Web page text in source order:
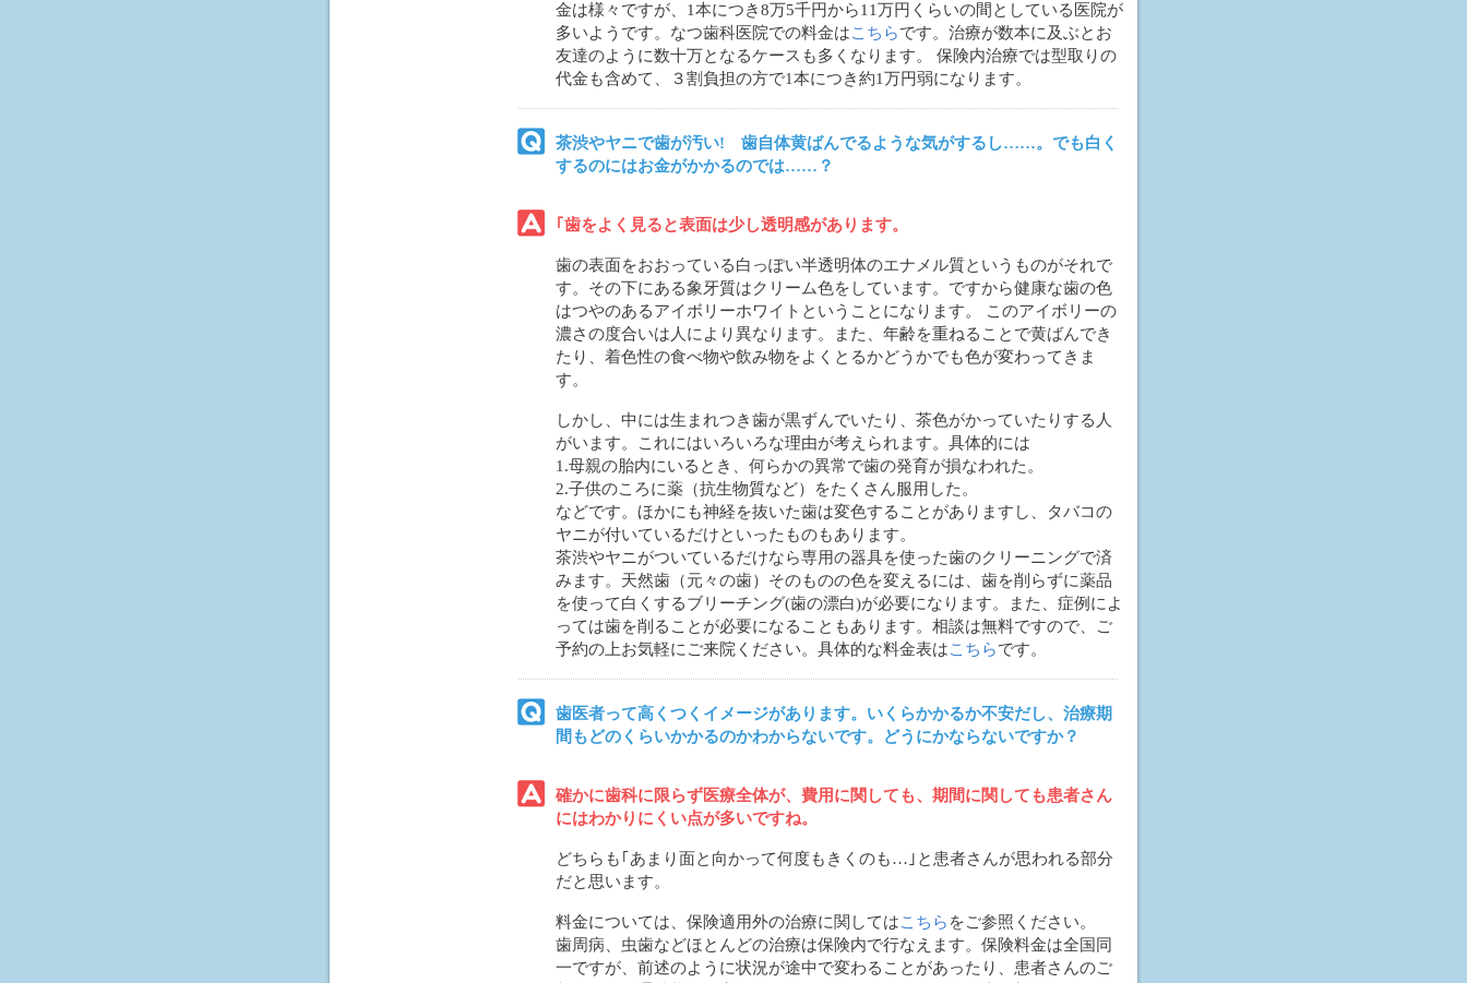
金は様々ですが、1本につき8万5千円から11万円くらいの間としている医院が
多いようです。なつ歯科医院での料金はこちらです。治療が数本に及ぶとお
友達のように数十万となるケースも多くなります。 保険内治療では型取りの
代金も含めて、３割負担の方で1本につき約1万円弱になります。
茶渋やヤニで歯が汚い! 歯自体黄ばんでるような気がするし……。でも白く
するのにはお金がかかるのでは……？
｢歯をよく見ると表面は少し透明感があります。
歯の表面をおおっている白っぽい半透明体のエナメル質というものがそれで
す。その下にある象牙質はクリーム色をしています。ですから健康な歯の色
はつやのあるアイボリーホワイトということになります。 このアイボリーの
濃さの度合いは人により異なります。また、年齢を重ねることで黄ばんでき
たり、着色性の食べ物や飲み物をよくとるかどうかでも色が変わってきま
す。
しかし、中には生まれつき歯が黒ずんでいたり、茶色がかっていたりする人
がいます。これにはいろいろな理由が考えられます。具体的には
1.母親の胎内にいるとき、何らかの異常で歯の発育が損なわれた。
2.子供のころに薬（抗生物質など）をたくさん服用した。
などです。ほかにも神経を抜いた歯は変色することがありますし、タバコの
ヤニが付いているだけといったものもあります。
茶渋やヤニがついているだけなら専用の器具を使った歯のクリーニングで済
みます。天然歯（元々の歯）そのものの色を変えるには、歯を削らずに薬品
を使って白くするブリーチング(歯の漂白)が必要になります。また、症例によ
っては歯を削ることが必要になることもあります。相談は無料ですので、ご
予約の上お気軽にご来院ください。具体的な料金表はこちらです。
歯医者って高くつくイメージがあります。いくらかかるか不安だし、治療期
間もどのくらいかかるのかわからないです。どうにかならないですか？
確かに歯科に限らず医療全体が、費用に関しても、期間に関しても患者さん
にはわかりにくい点が多いですね。
どちらも｢あまり面と向かって何度もきくのも…｣と患者さんが思われる部分
だと思います。
料金については、保険適用外の治療に関してはこちら をご参照ください。
歯周病、虫歯などほとんどの治療は保険内で行なえます。保険料金は全国同
一ですが、前述のように状況が途中で変わることがあったり、患者さんのご